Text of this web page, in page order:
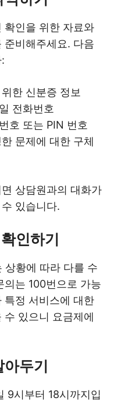
확인을 위한 자료와
준비해주세요. 다음
한 신분증 정보
전화번호
호 또는 PIN 번호
문제에 대한 구체
상담원과의 대화가
있습니다.
인하기
상황에 따라 다를 수
의는 100번으로 가능
특정 서비스에 대한
수 있으니 요금제에
아두기
9시부터 18시까지입